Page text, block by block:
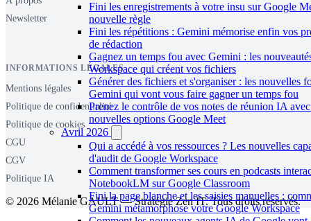
Fini les enregistrements à votre insu sur Google
nouvelle règle
Fini les répétitions : Gemini mémorise enfin vos
de rédaction
Gagnez un temps fou avec Gemini : les
Workspace qui créent vos fichiers
Générer des fichiers et s'organiser : les nouvelles
Gemini qui vont vous faire gagner un temps fou
Prenez le contrôle de vos notes de réunion IA
nouvelles options Google Meet
Avril 2026
Qui a accédé à vos ressources ? Les nouvelles
d'audit de Google Workspace
Comment transformer ses cours en podcasts
NotebookLM sur Google Classroom
Fini la page blanche et les saisies manuelles :
Gemini métamorphose votre Google Workspace
Newsletter
INFORMATIONS LÉGALES
Mentions légales
Politique de confidentialité
Politique de cookies
CGU
CGV
Politique IA
© 2026 Mélanie GAULT — Stratégie Zen IT. Tous droits réservés.